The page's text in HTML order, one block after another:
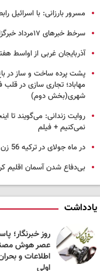
مسرور بارزانی: با اسرائیل
سرخط خبرهای ۱۷مرداد خبرگزاری کردپرس
آذربایجان غربی از اواسط
پشت پرده ساخت و ساز در
مهاباد؛ تجاری سازی در
شهری(بخش دوم)
روایت زندانی: می‌گویند تا
نمی‌کنیم + فیلم
در ماه جولای در ترکیه 56 زن کشته شدند
بی‌دفاع شدن آسمان اقلیم
یادداشت
روز خبرنگار؛
عصر هوش
اطلاعات و
اولی